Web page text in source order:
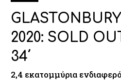
2020: SOLD
34΄
2,4 εκατομμύρια